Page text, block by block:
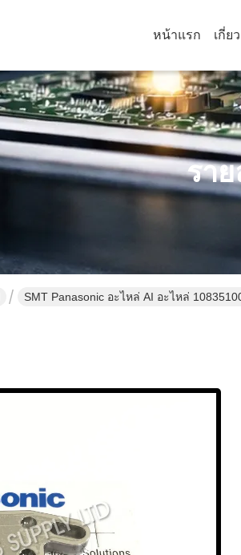
หน้าแรก เกี่ย
รา
SMT Panasonic อะไหล่ AI อะไหล่